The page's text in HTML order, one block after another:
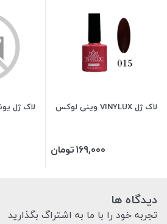
لاک ژل VINYLUX وینی لوکس
169,000تومان
دیدگاه ها
تجربه خود را با ما به اشتراگ بگذارید